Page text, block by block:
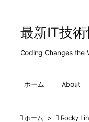
最新IT技
Coding Changes the
ホーム About
 ホーム >  Rocky